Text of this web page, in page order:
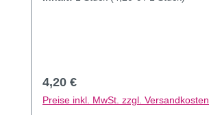
Regulärer Preis:
4,20 €
Preise inkl. MwSt. zzgl. Versandkosten